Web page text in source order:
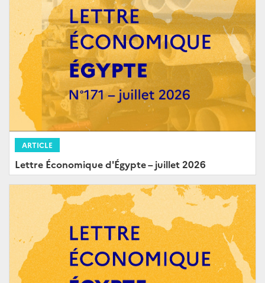
ARTICLE
Lettre Économique d'Égypte – juillet 2026